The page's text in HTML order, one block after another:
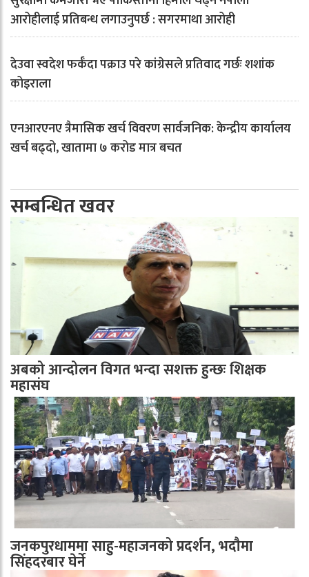
आरोहीलाई प्रतिबन्ध लगाउनुपर्छ : सगरमाथा आरोही
देउवा स्वदेश फर्कँदा पक्राउ परे कांग्रेसले प्रतिवाद गर्छः शशांक
कोइराला
एनआरएनए त्रैमासिक खर्च विवरण सार्वजनिक: केन्द्रीय कार्यालय
खर्च बढ्दो, खातामा ७ करोड मात्र बचत
सम्बन्धित खवर
अबको आन्दोलन विगत भन्दा सशक्त हुन्छः शिक्षक
महासंघ
जनकपुरधाममा साहु-महाजनको प्रदर्शन, भदौमा
सिंहदरबार घेर्ने